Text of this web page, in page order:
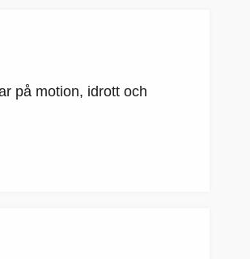
på motion, idrott och